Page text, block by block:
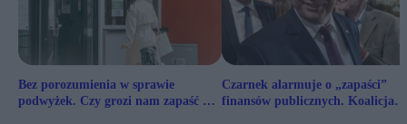
Bez porozumienia w sprawie
podwyżek. Czy grozi nam zapaść w
Czarnek alarmuje o „zapaści”
finansów publicznych. Koalicja